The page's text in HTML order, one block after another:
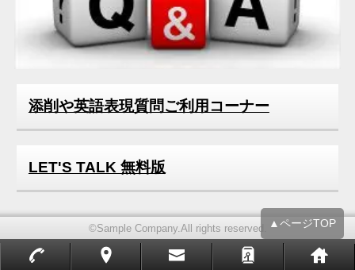
2016年12月
添削や英語表現質問ご利用コーナー
LET'S TALK 無料版
▲ページTOP
©Sample Company.All rights reserved.